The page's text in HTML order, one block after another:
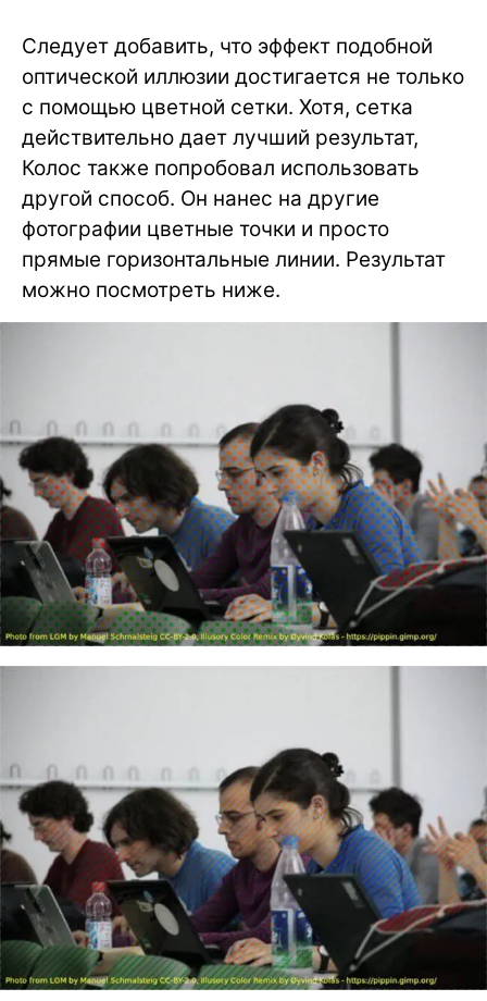
Следует добавить, что эффект подобной
оптической иллюзии достигается не только
с помощью цветной сетки. Хотя, сетка
действительно дает лучший результат,
Колос также попробовал использовать
другой способ. Он нанес на другие
фотографии цветные точки и просто
прямые горизонтальные линии. Результат
можно посмотреть ниже.